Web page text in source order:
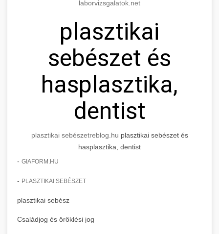
laborvizsgalatok.net
plasztikai
sebészet és
hasplasztika,
dentist
plasztikai sebészetreblog.hu plasztikai sebészet és
hasplasztika, dentist
- GIAFORM.HU
- PLASZTIKAI SEBÉSZET
plasztikai sebész
Családjog és öröklési jog